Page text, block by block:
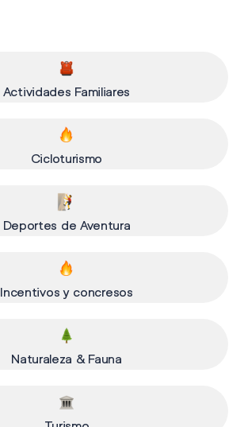
Actividades Familiares
Cicloturismo
Deportes de Aventura
Incentivos y concresos
Naturaleza & Fauna